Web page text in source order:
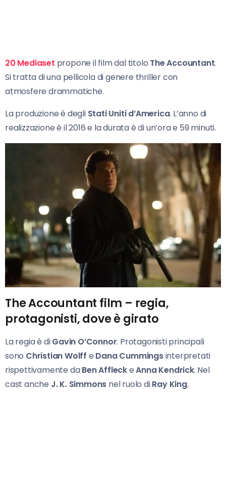
20 Mediaset propone il film dal titolo The Accountant.
Si tratta di una pellicola di genere thriller con
atmosfere drammatiche.
La produzione è degli Stati Uniti d’America. L’anno di
realizzazione è il 2016 e la durata è di un’ora e 59 minuti.
The Accountant film – regia,
protagonisti, dove è girato
La regia è diGavin O’Connor. Protagonisti principali
sono Christian Wolff e Dana Cummingsinterpretati
rispettivamente daBen AffleckeAnna Kendrick. Nel
cast anche J. K. Simmons nel ruolo diRay King.